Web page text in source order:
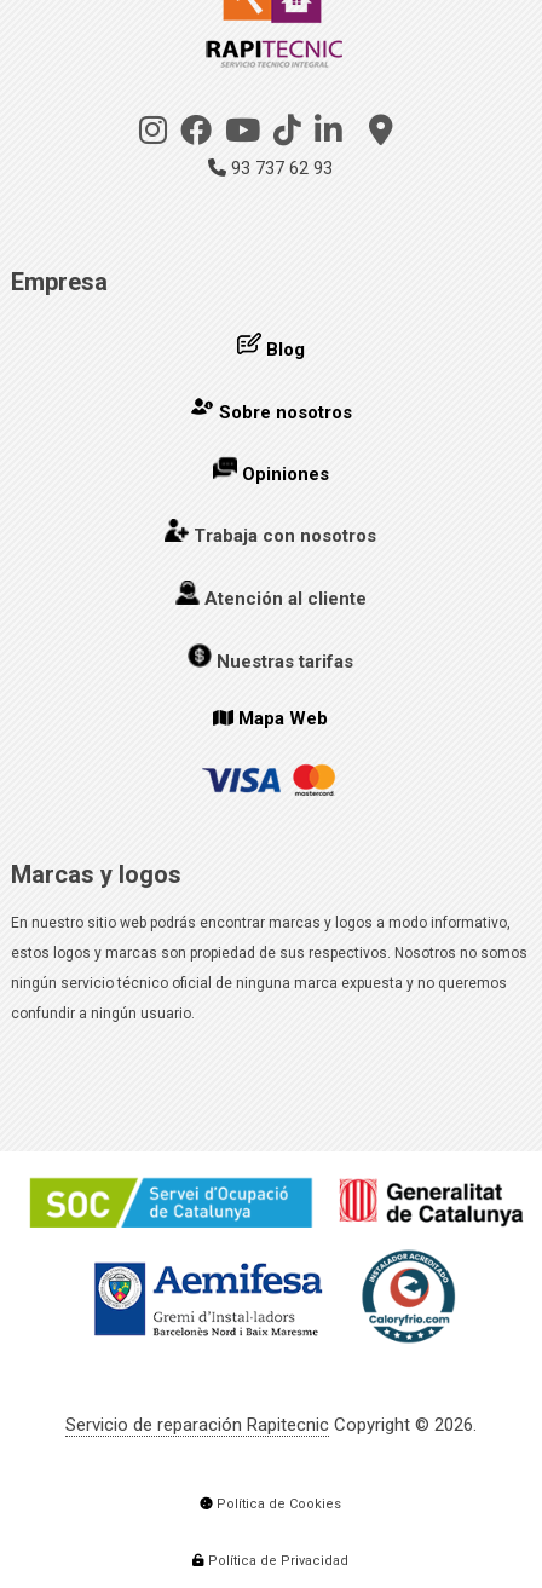
93 737 62 93
Empresa
Blog
Sobre nosotros
Opiniones
Trabaja con nosotros
Atención al cliente
Nuestras tarifas
Mapa Web
Marcas y logos
En nuestro sitio web podrás encontrar marcas y logos a modo informativo,
estos logos y marcas son propiedad de sus respectivos. Nosotros no somos
ningún servicio técnico oficial de ninguna marca expuesta y no queremos
confundir a ningún usuario.
Servicio de reparación RapitecnicCopyright © 2026.
Política de Cookies
Política de Privacidad